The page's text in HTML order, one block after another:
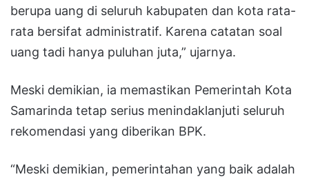
berupa uang di seluruh kabupaten dan kota rata-
rata bersifat administratif. Karena catatan soal
uang tadi hanya puluhan juta,” ujarnya.
Meski demikian, ia memastikan Pemerintah Kota
Samarinda tetap serius menindaklanjuti seluruh
rekomendasi yang diberikan BPK.
“Meski demikian, pemerintahan yang baik adalah